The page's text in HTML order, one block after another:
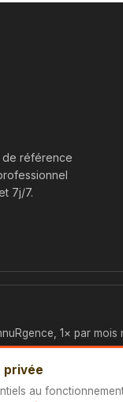
privée
au
de référence
7j/7.
1× par mois